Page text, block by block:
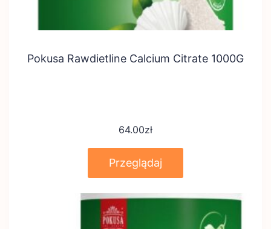
Pokusa Rawdietline Calcium Citrate 1000G
64.00zł
Przeglądaj